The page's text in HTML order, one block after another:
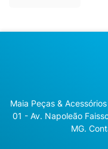
Maia Peças &
01 - Av. Napoleão
MG.